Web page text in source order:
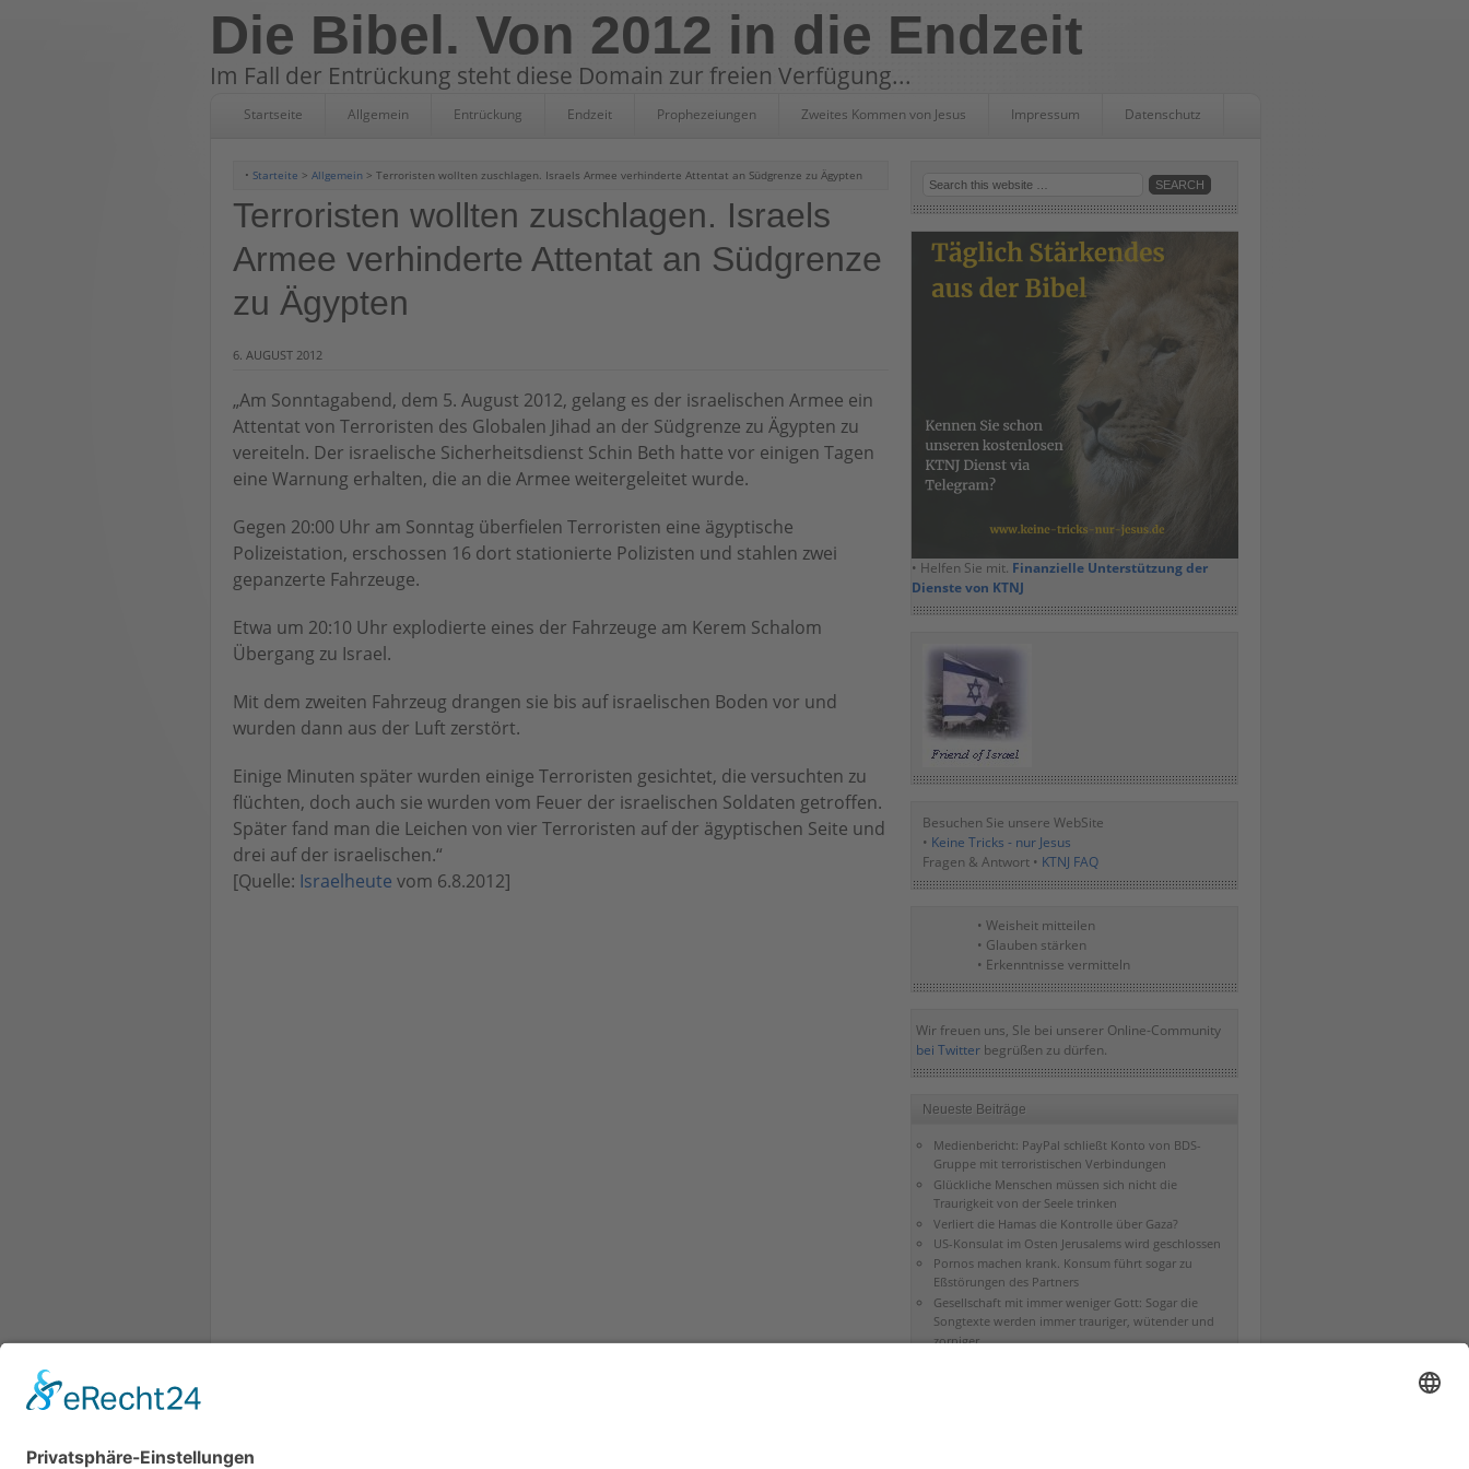
Die Bibel. Von 2012 in die Endzeit
Im Fall der Entrückung steht diese Domain zur freien Verfügung...
Startseite Allgemein Entrückung Endzeit Prophezeiungen Zweites Kommen von Jesus Impressum Datenschutz
• Starteite > Allgemein > Terroristen wollten zuschlagen. Israels Armee verhinderte Attentat an Südgrenze zu Ägypten
Terroristen wollten zuschlagen. Israels
Armee verhinderte Attentat an Südgrenze
zu Ägypten
6. AUGUST 2012
„Am Sonntagabend, dem 5. August 2012, gelang es der israelischen Armee ein
Attentat von Terroristen des Globalen Jihad an der Südgrenze zu Ägypten zu
vereiteln. Der israelische Sicherheitsdienst Schin Beth hatte vor einigen Tagen
eine Warnung erhalten, die an die Armee weitergeleitet wurde.
Gegen 20:00 Uhr am Sonntag überfielen Terroristen eine ägyptische
Polizeistation, erschossen 16 dort stationierte Polizisten und stahlen zwei
gepanzerte Fahrzeuge.
Etwa um 20:10 Uhr explodierte eines der Fahrzeuge am Kerem Schalom
Übergang zu Israel.
Mit dem zweiten Fahrzeug drangen sie bis auf israelischen Boden vor und
wurden dann aus der Luft zerstört.
Einige Minuten später wurden einige Terroristen gesichtet, die versuchten zu
flüchten, doch auch sie wurden vom Feuer der israelischen Soldaten getroffen.
Später fand man die Leichen von vier Terroristen auf der ägyptischen Seite und
drei auf der israelischen.“
[Quelle: Israelheute vom 6.8.2012]
• Helfen Sie mit. Finanzielle Unterstützung der
Dienste von KTNJ
Besuchen Sie unsere WebSite
• Keine Tricks - nur Jesus
Fragen & Antwort • KTNJ FAQ
• Weisheit mitteilen
• Glauben stärken
• Erkenntnisse vermitteln
Wir freuen uns, SIe bei unserer Online-Community
bei Twitterbegrüßen zu dürfen.
Neueste Beiträge
Medienbericht: PayPal schließt Konto von BDS-
Gruppe mit terroristischen Verbindungen
Glückliche Menschen müssen sich nicht die
Traurigkeit von der Seele trinken
Verliert die Hamas die Kontrolle über Gaza?
US-Konsulat im Osten Jerusalems wird geschlossen
Pornos machen krank. Konsum führt sogar zu
Eßstörungen des Partners
Gesellschaft mit immer weniger Gott: Sogar die
Songtexte werden immer trauriger, wütender und
zorniger